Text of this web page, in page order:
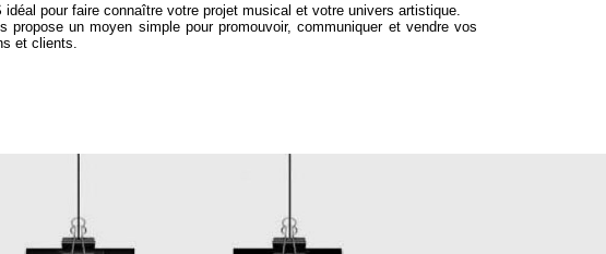
idéal pour faire connaître votre projet musical et votre univers artistique.
propose un moyen simple pour promouvoir, communiquer et vendre vos
et clients.